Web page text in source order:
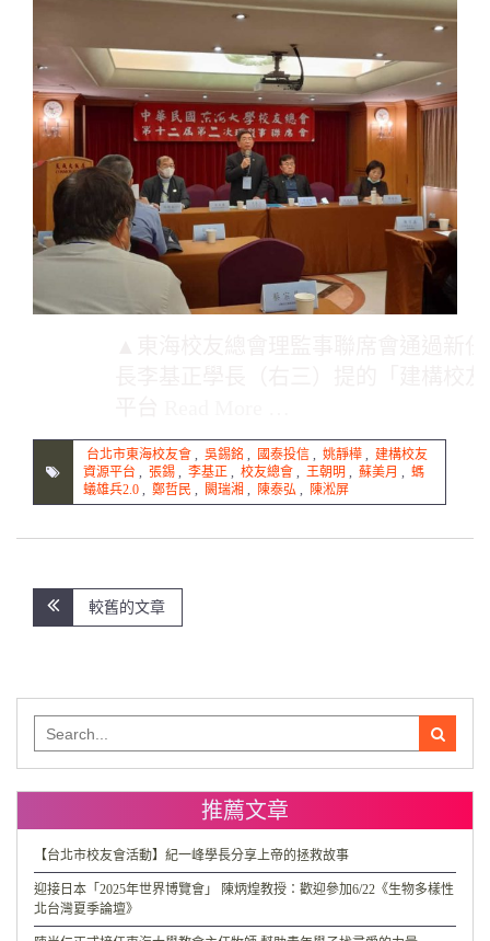
台北市東海校友會 , 吳錫銘 , 國泰投信 , 姚靜樺 , 建構校友
資源平台 , 張錫 , 李基正 , 校友總會 , 王朝明 , 蘇美月 , 螞
蟻雄兵2.0 , 鄭哲民 , 闕瑞湘 , 陳泰弘 , 陳淞屏
文
章
較舊的文章
for:
推薦文章
【台北市校友會活動】紀一峰學長分享上帝的拯救故事
迎接日本「2025年世界博覽會」 陳炳煌教授：歡迎參加6/22《生物多樣性
北台灣夏季論壇》